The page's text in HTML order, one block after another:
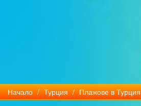
Начало / Турция / Плажове в Турция